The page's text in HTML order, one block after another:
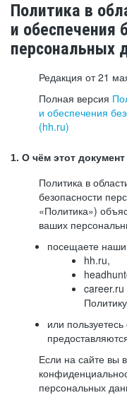
Политика в
и обеспечения
персональных
Редакция от 21
Полная версия
и обеспечения
(hh.ru)
1. О чём этот документ
Политика в
безопасности
«Политика»)
ваших
посещаете
hh.ru,
career.ru
или
Если на сайте вы
персональных